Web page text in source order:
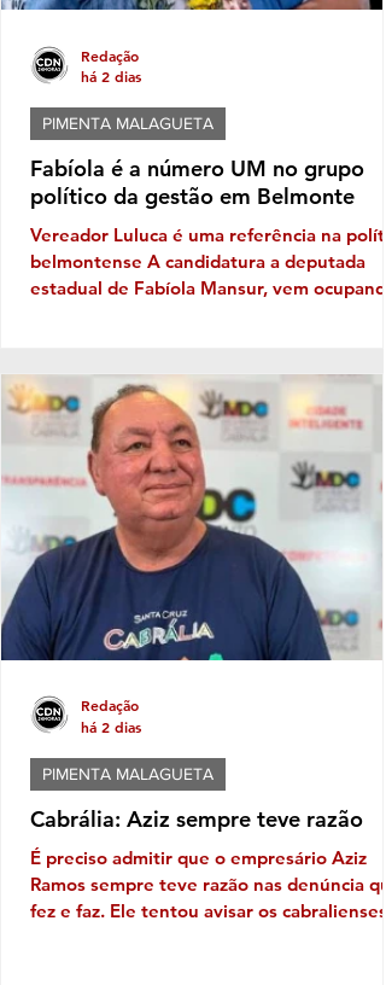
Fabíola é a número UM no grupo
político da gestão em Belmonte
Vereador Luluca é uma referência na
belmontense A candidatura a deputada
estadual de Fabíola Mansur, vem ocupando
sob a liderança do habilidoso presidente da
Câmara Municipal, Luluca da Ambulância e
da vice-prefeita, Alice Elias Brito, vem
ganhando terreno, e ao que tudo indica
estão dispostos a mostrar o peso político
que representam. Luluca que já cheg
PIMENTA MALAGUETA
Redação
há 2 dias
Cabrália: Aziz sempre teve razão
É preciso admitir que o empresário Aziz
Ramos sempre teve razão nas denúncia
fez e faz. Ele tentou avisar os cabralienses
PIMENTA MALAGUETA
Redação
há 2 dias